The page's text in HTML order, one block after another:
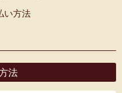
い方法
法